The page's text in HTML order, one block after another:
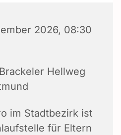
2026, 08:30
Hellweg
im Stadtbezirk ist
für Eltern